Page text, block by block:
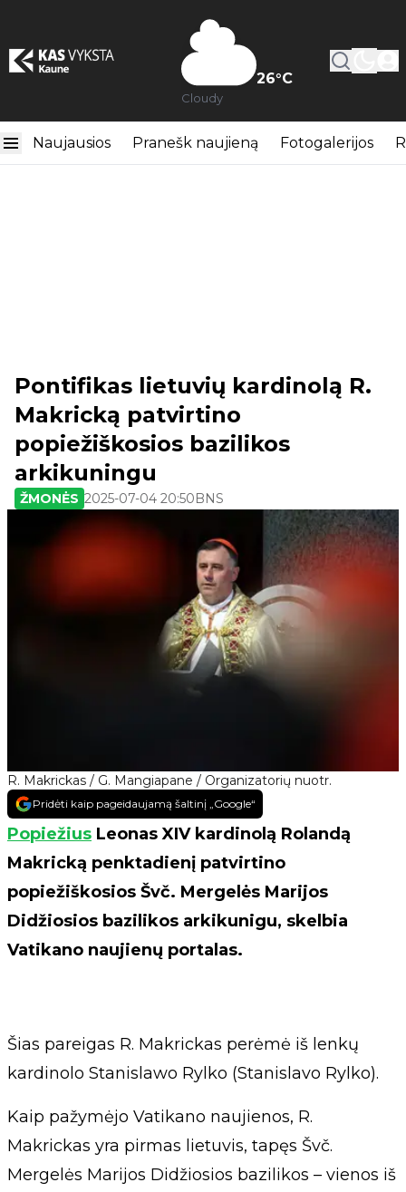
26°C
Cloudy
Naujausios Pranešk naujieną Fotogalerijos
R. Makrickas / G. Mangiapane / Organizatorių nuotr.
Pontifikas lietuvių kardinolą R.
Makricką patvirtino
popiežiškosios bazilikos
arkikuningu
ŽMONĖS 2025-07-04 20:50BNS
Pridėti kaip pageidaujamą šaltinį „Google“
Popiežius Leonas XIV kardinolą Rolandą
Makricką penktadienį patvirtino
popiežiškosios Švč. Mergelės Marijos
Didžiosios bazilikos arkikunigu, skelbia
Vatikano naujienų portalas.
Šias pareigas R. Makrickas perėmė iš lenkų
kardinolo Stanislawo Rylko (Stanislavo Rylko).
Kaip pažymėjo Vatikano naujienos, R.
Makrickas yra pirmas lietuvis, tapęs Švč.
Mergelės Marijos Didžiosios bazilikos – vienos iš